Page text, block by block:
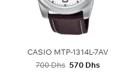
CASIO MTP-1314L-7AV
700Dhs Le
570 DhsLe